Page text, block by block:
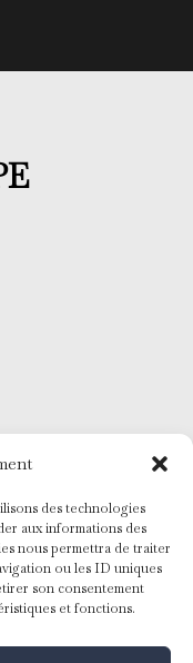
des technologies
aux informations des
nous permettra de traiter
ou les ID uniques
son consentement
et fonctions.